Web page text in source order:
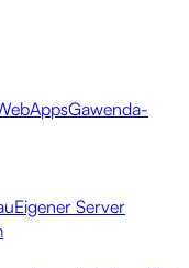
Gawenda-
Eigener Server